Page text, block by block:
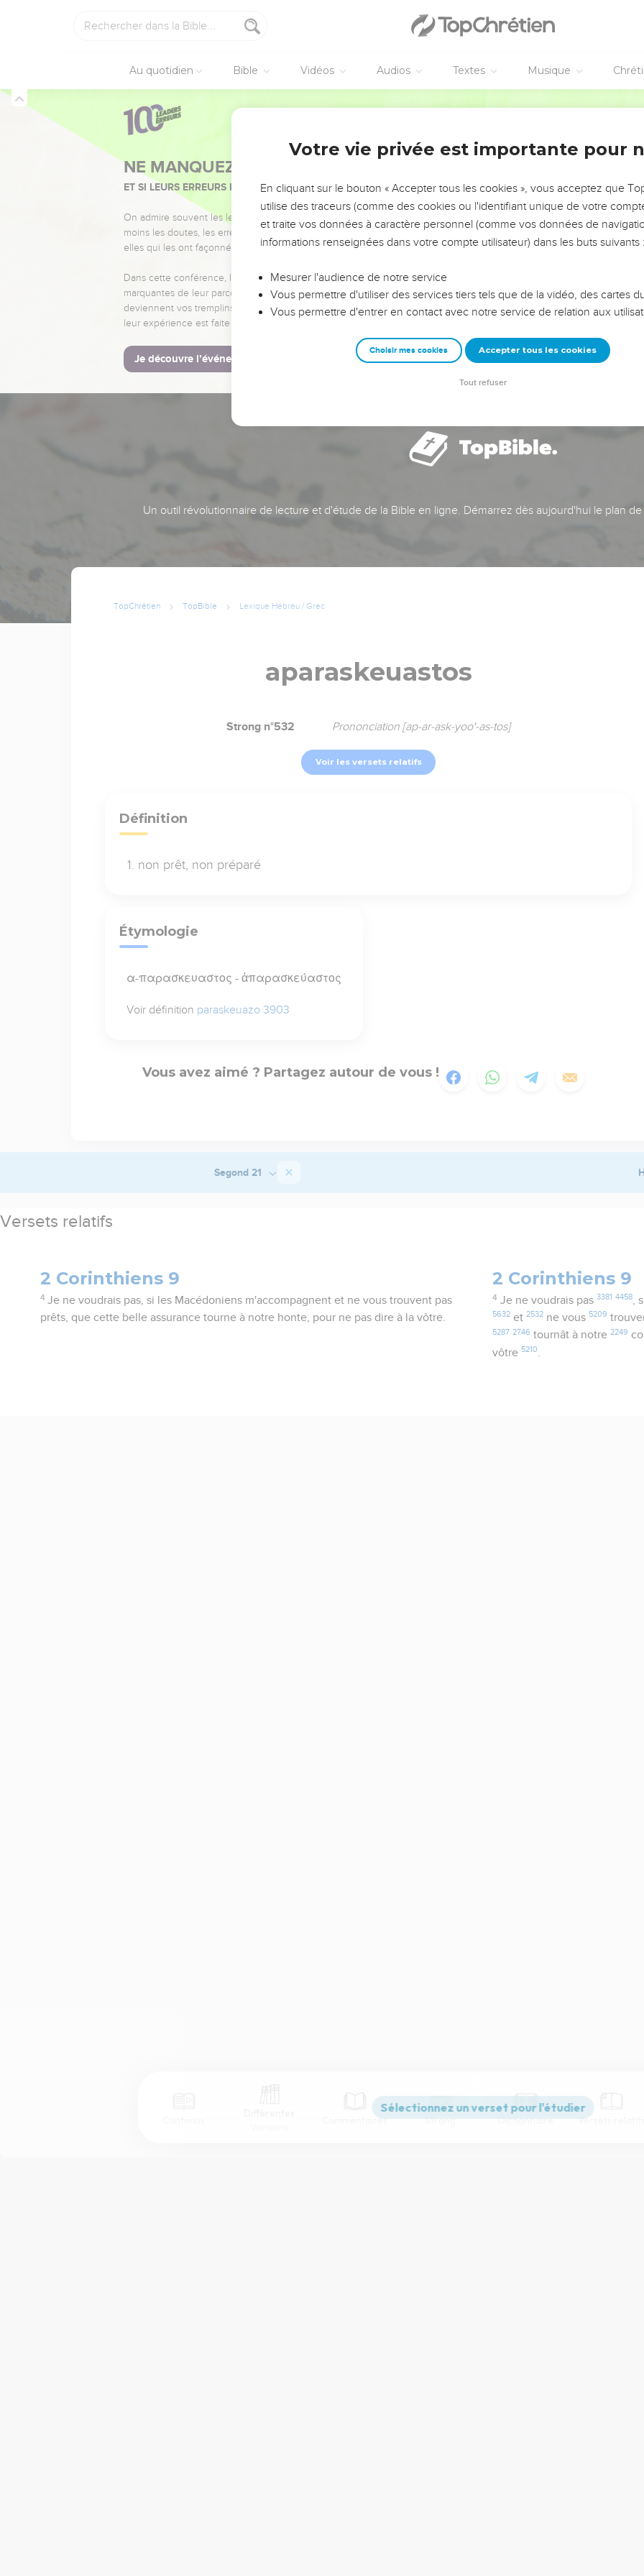
Au quotidien Bible Vidéos Audios Textes Musique
NE MANQUEZ PAS L’ÉVÉNEMENT DE L’ANNÉE !
ET SI LEURS ERREURS POUVAIENT VOUS ÉVITER LES VOTRES ?
On admire souvent les leaders pour leurs réussites, leur impact, leur foi ou leur vision. Mais on voit
moins les doutes, les erreurs et les saisons difficiles qu'ils ont traversés, alors même que ce sont
elles qui les ont façonnés.
Dans cette conférence, leaders, entrepreneurs, et responsables reviennent sur les erreurs
marquantes de leur parcours et les clés pour avancer avec plus de sagesse afin que leurs erreurs
deviennent vos tremplins. Que vous guidiez un ministère, une équipe, un groupe ou une famille,
leur expérience est faite pour vous.
Je découvre l’événement
Un outil révolutionnaire de lecture et d'étude de la Bible en ligne. Démarrez dès aujourd'hui le plan
TopChrétien TopBible Lexique Hébreu / Grec
aparaskeuastos
Strong n°532 Prononciation [ap-ar-ask-yoo'-as-tos]
Voir les versets relatifs
Définition
non prêt, non préparé
Étymologie
α-παρασκευαστος - ἀπαρασκεύαστος
Voir définition paraskeuazo 3903
Vous avez aimé ? Partagez autour de vous !
Commentaires Strong Dictionnaire Versets relatifs
Segond 21
Versets relatifs
2 Corinthiens 9
4 Je ne voudrais pas, si les Macédoniens m'accompagnent et ne vous trouvent pas
prêts, que cette belle assurance tourne à notre honte, pour ne pas dire à la vôtre.
2 Corinthiens 9
4 Je ne voudrais pas 3381 4458,
5632 et2532 ne vous 5209
5287 2746 tournât à notre2249
vôtre 5210
Votre vie privée est importante pour
En cliquant sur le bouton « Accepter tous les cookies », vous acceptez que
utilise des traceurs (comme des cookies ou l'identifiant unique de votre
et traite vos données à caractère personnel (comme vos données de
informations renseignées dans votre compte utilisateur) dans les buts suivants :
Mesurer l'audience de notre service
Vous permettre d'utiliser des services tiers tels que de la vidéo, des cartes
Vous permettre d'entrer en contact avec notre service de relation aux
Choisir mes cookies Accepter tous les cookies
Tout refuser